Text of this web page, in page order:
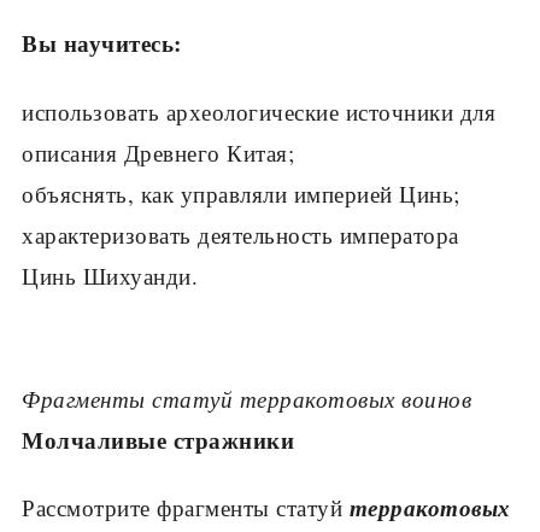
Вы научитесь:
использовать археологические источники для
описания Древнего Китая;
объяснять, как управляли империей Цинь;
характеризовать деятельность императора
Цинь Шихуанди.
Фрагменты статуй терракотовых воинов
Молчаливые стражники
Рассмотрите фрагменты статуй терракотовых